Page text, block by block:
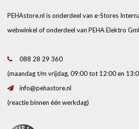
PEHAstore.nl is onderdeel van e-Stores
webwinkel of onderdeel van PEHA Elektro
088 28 29 360
(maandag t/m vrijdag, 09:00 tot 12:00 en
info@pehastore.nl
(reactie binnen één werkdag)